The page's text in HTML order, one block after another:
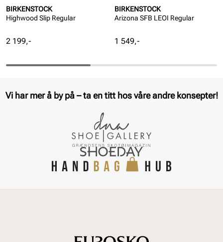
BIRKENSTOCK
Highwood Slip Regular
Pris
2 199,-
BIRKENSTOCK
Arizona SFB LEOI Regular
Pris
1 549,-
Vi har mer å by på – ta en titt hos våre andre konsepter!